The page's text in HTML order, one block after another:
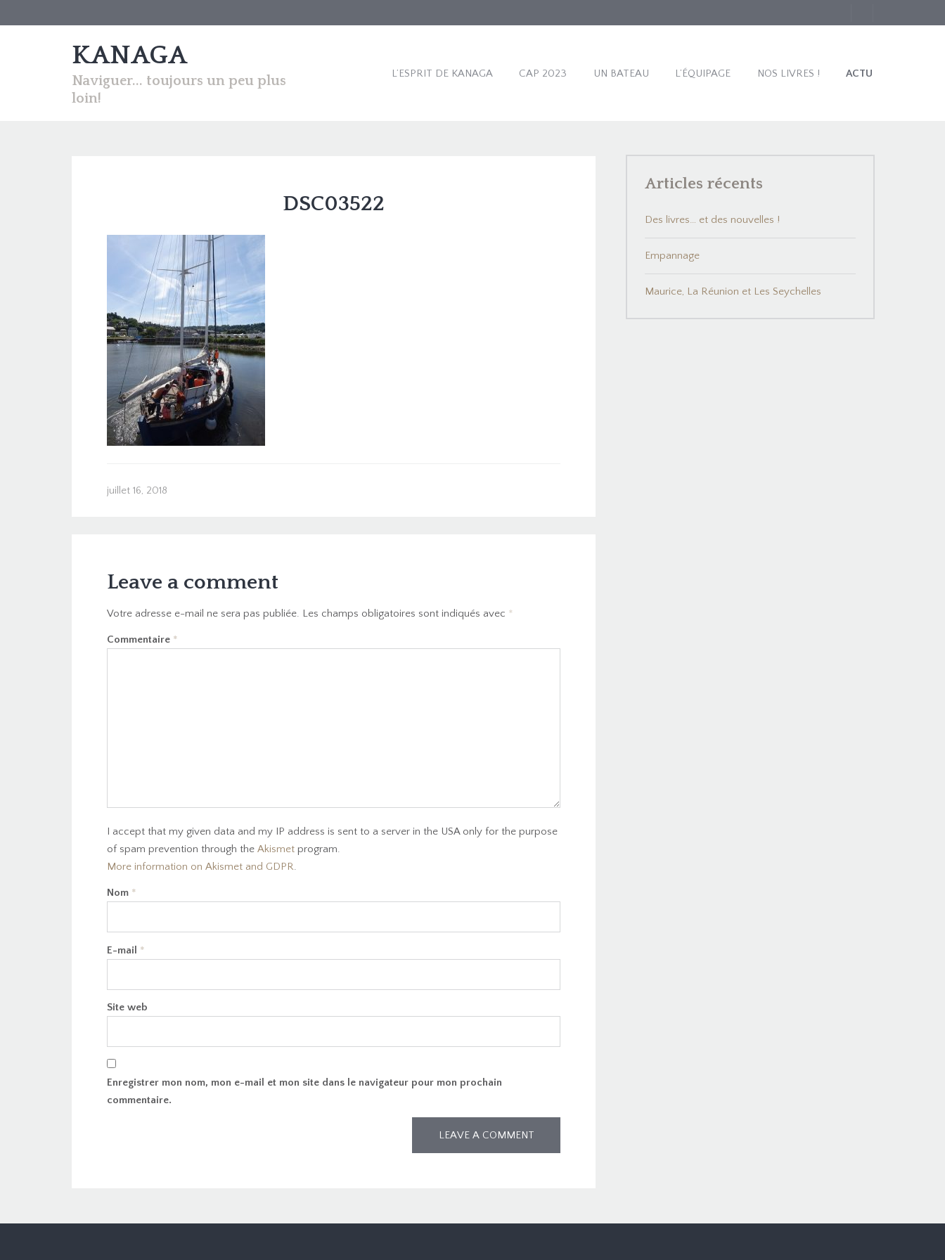
KANAGA
Naviguer... toujours un peu plus
loin!
L’ESPRIT DE KANAGA CAP 2023 UN BATEAU L’ÉQUIPAGE NOS LIVRES ! ACTU
DSC03522
juillet 16, 2018
Leave a comment
Votre adresse e-mail ne sera pas publiée. Les champs obligatoires sont indiqués avec *
Commentaire *
I accept that my given data and my IP address is sent to a server in the USA only for the purpose
of spam prevention through the Akismet program.
More information on Akismet and GDPR.
Nom *
E-mail *
Site web
Enregistrer mon nom, mon e-mail et mon site dans le navigateur pour mon prochain
commentaire.
Articles récents
Des livres… et des nouvelles !
Empannage
Maurice, La Réunion et Les Seychelles